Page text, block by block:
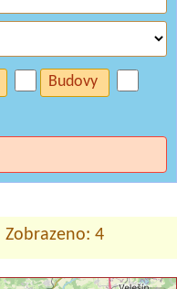
Budovy
Zobrazeno: 4